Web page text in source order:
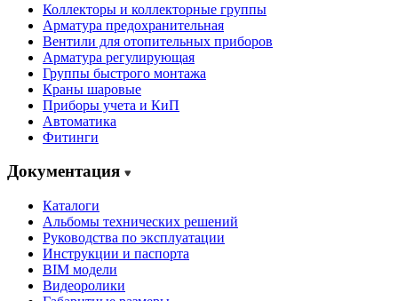
Коллекторы и коллекторные группы
Арматура предохранительная
Вентили для отопительных приборов
Арматура регулирующая
Группы быстрого монтажа
Краны шаровые
Приборы учета и КиП
Автоматика
Фитинги
Документация
Каталоги
Альбомы технических решений
Руководства по эксплуатации
Инструкции и паспорта
BIM модели
Видеоролики